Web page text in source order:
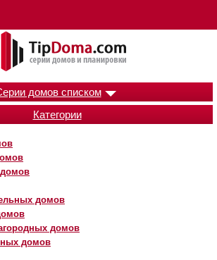
домов списком
Категории
домов
домов
домов